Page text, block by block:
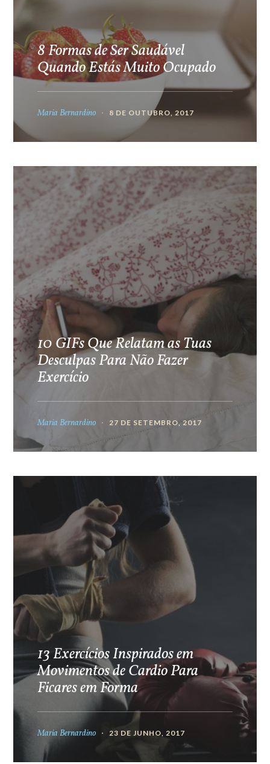
8 Formas de Ser Saudável
Quando Estás Muito Ocupado
Maria Bernardino 8 DE OUTUBRO, 2017
10 GIFs Que Relatam as Tuas
Desculpas Para Não Fazer
Exercício
Maria Bernardino 27 DE SETEMBRO, 2017
13 Exercícios Inspirados em
Movimentos de Cardio Para
Ficares em Forma
Maria Bernardino 23 DE JUNHO, 2017